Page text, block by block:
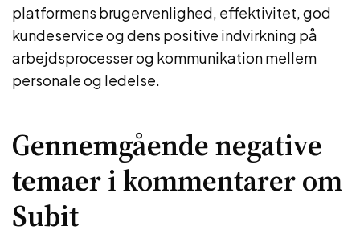
platformens brugervenlighed, effektivitet, god
kundeservice og dens positive indvirkning på
arbejdsprocesser og kommunikation mellem
personale og ledelse.
Gennemgående negative
temaer i kommentarer om
Subit